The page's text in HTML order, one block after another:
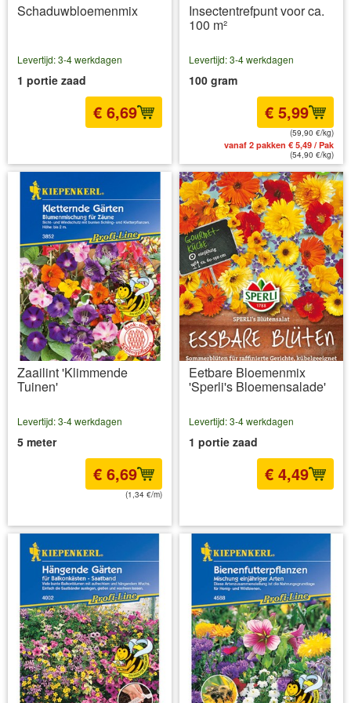
Schaduwbloemenmix
Levertijd: 3-4 werkdagen
1 portie zaad
€ 6,69
Insectentrefpunt voor ca.
100 m²
Levertijd: 3-4 werkdagen
100 gram
€ 5,99
(59,90 €/kg)
vanaf 2 pakken € 5,49 / Pak
(54,90 €/kg)
Zaailint 'Klimmende
Tuinen'
Levertijd: 3-4 werkdagen
5 meter
€ 6,69
(1,34 €/m)
Eetbare Bloemenmix
'Sperli's Bloemensalade'
Levertijd: 3-4 werkdagen
1 portie zaad
€ 4,49